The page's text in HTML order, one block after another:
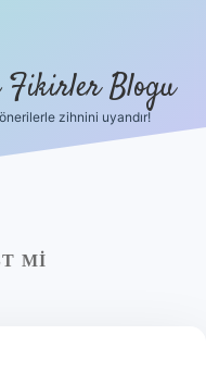
Fikirler Blogu
zihnini uyandır!
MI